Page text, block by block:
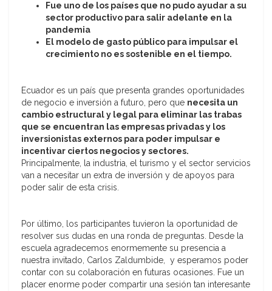
Fue uno de los países que no pudo ayudar a su
sector productivo para salir adelante en la
pandemia
El modelo de gasto público para impulsar el
crecimiento no es sostenible en el tiempo.
Ecuador es un país que presenta grandes oportunidades
de negocio e inversión a futuro, pero que necesita un
cambio estructural y legal para eliminar las trabas
que se encuentran las empresas privadas y los
inversionistas externos para poder impulsar e
incentivar ciertos negocios y sectores.
Principalmente, la industria, el turismo y el sector servicios
van a necesitar un extra de inversión y de apoyos para
poder salir de esta crisis.
Por último, los participantes tuvieron la oportunidad de
resolver sus dudas en una ronda de preguntas. Desde la
escuela agradecemos enormemente su presencia a
nuestra invitado, Carlos Zaldumbide, y esperamos poder
contar con su colaboración en futuras ocasiones. Fue un
placer enorme poder compartir una sesión tan interesante